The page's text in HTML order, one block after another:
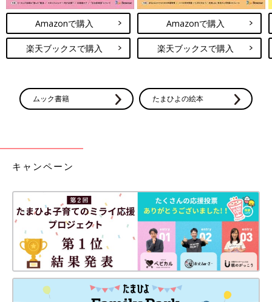
Amazonで購入
楽天ブックスで購入
Amazonで購入
楽天ブックスで購入
ムック書籍 たまひよの絵本
キャンペーン